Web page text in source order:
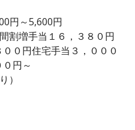
円～5,600円
割増手当１６，３８０円
０円住宅手当３，０００
円～
）